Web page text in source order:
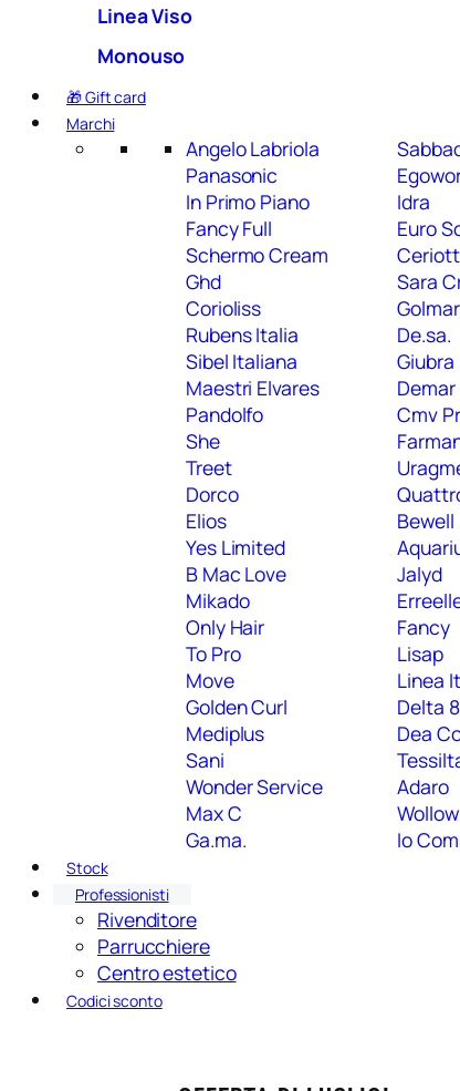
Linea Viso
Monouso
🎁 Gift card
Marchi
Angelo Labriola
Panasonic
In Primo Piano
Fancy Full
Schermo Cream
Ghd
Corioliss
Rubens Italia
Sibel Italiana
Maestri Elvares
Pandolfo
She
Treet
Dorco
Elios
Yes Limited
B Mac Love
Mikado
Only Hair
To Pro
Move
Golden Curl
Mediplus
Sani
Wonder Service
Max C
Ga.ma.
Idra
Euro
Sara
Golmar
De.sa.
Giubra
Demar
Cmv
Bewell
Jalyd
Fancy
Lisap
Linea
Delta
Dea
Adaro
Wollow
Io
Stock
Professionisti
Rivenditore
Parrucchiere
Centro estetico
Codici sconto